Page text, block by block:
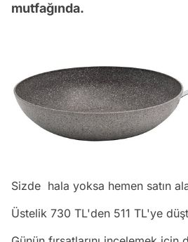
mutfağında.
Sizde hala yoksa hemen satın
Üstelik 730 TL'den 511 TL'ye